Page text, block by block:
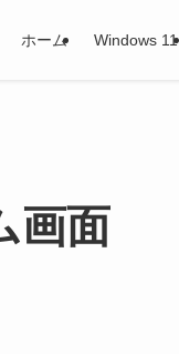
ホーム Windows 11
画面